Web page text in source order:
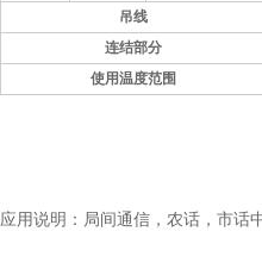
吊线
连结部分
使用温度范围
应用说明：局间通信，农话，市话